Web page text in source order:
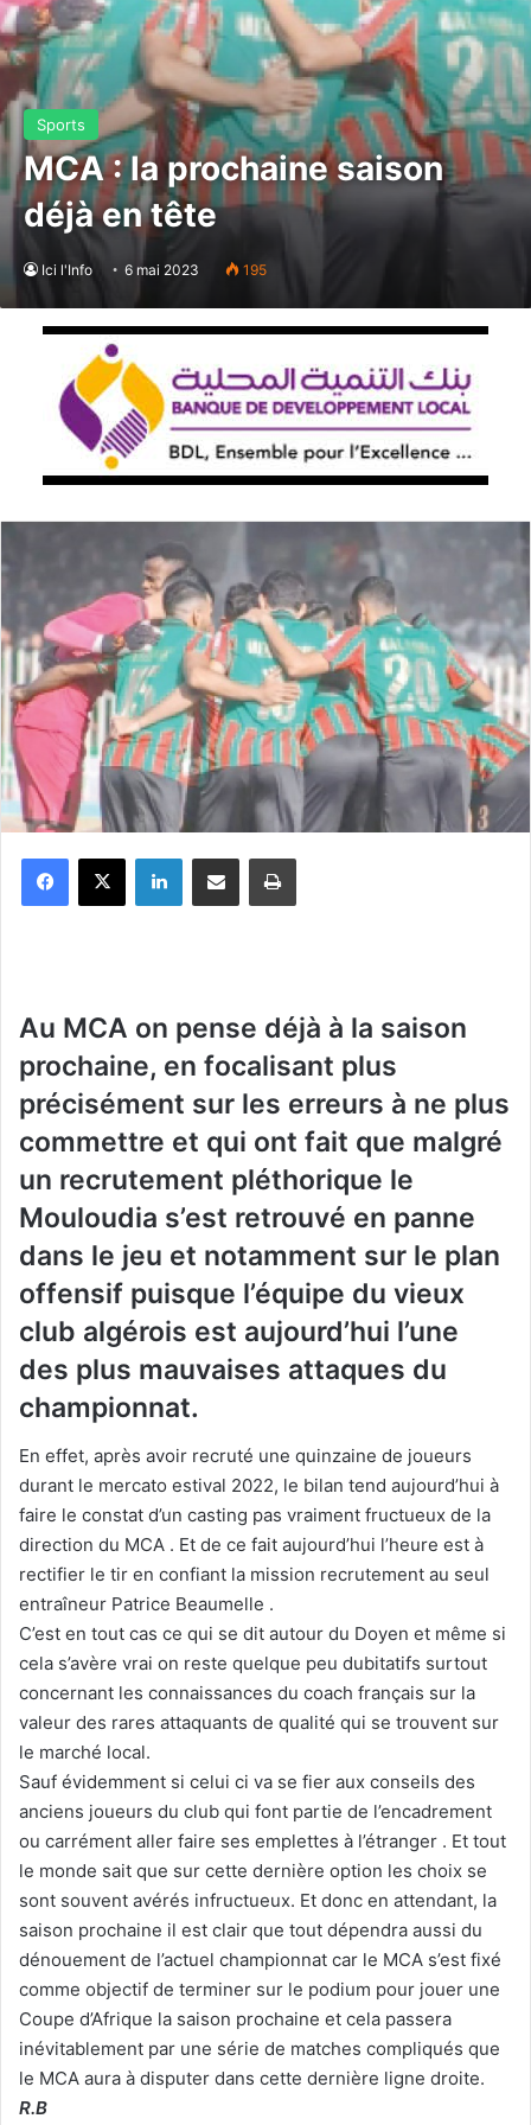
Sports
MCA : la prochaine saison
déjà en tête
Ici l'Info 6 mai 2023 195
Au MCA on pense déjà à la saison
prochaine, en focalisant plus
précisément sur les erreurs à ne plus
commettre et qui ont fait que malgré
un recrutement pléthorique le
Mouloudia s’est retrouvé en panne
dans le jeu et notamment sur le plan
offensif puisque l’équipe du vieux
club algérois est aujourd’hui l’une
des plus mauvaises attaques du
championnat.
En effet, après avoir recruté une quinzaine de joueurs
durant le mercato estival 2022, le bilan tend aujourd’hui à
faire le constat d’un casting pas vraiment fructueux de la
direction du MCA . Et de ce fait aujourd’hui l’heure est à
rectifier le tir en confiant la mission recrutement au seul
entraîneur Patrice Beaumelle .
C’est en tout cas ce qui se dit autour du Doyen et même si
cela s’avère vrai on reste quelque peu dubitatifs surtout
concernant les connaissances du coach français sur la
valeur des rares attaquants de qualité qui se trouvent sur
le marché local.
Sauf évidemment si celui ci va se fier aux conseils des
anciens joueurs du club qui font partie de l’encadrement
ou carrément aller faire ses emplettes à l’étranger . Et tout
le monde sait que sur cette dernière option les choix se
sont souvent avérés infructueux. Et donc en attendant, la
saison prochaine il est clair que tout dépendra aussi du
dénouement de l’actuel championnat car le MCA s’est fixé
comme objectif de terminer sur le podium pour jouer une
Coupe d’Afrique la saison prochaine et cela passera
inévitablement par une série de matches compliqués que
le MCA aura à disputer dans cette dernière ligne droite.
R.B